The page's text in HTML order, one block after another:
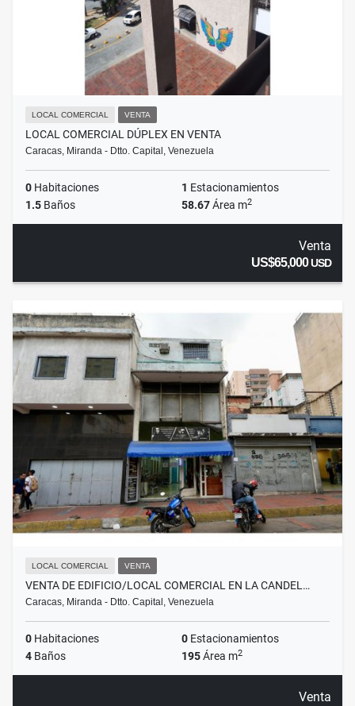
LOCAL COMERCIAL VENTA
LOCAL COMERCIAL DÚPLEX EN VENTA
Caracas, Miranda - Dtto. Capital, Venezuela
0 Habitaciones 1 Estacionamientos
1.5 Baños 58.67Área m2
Venta
US$65,000USD
LOCAL COMERCIAL VENTA
VENTA DE EDIFICIO/LOCAL COMERCIAL EN LA CANDEL…
Caracas, Miranda - Dtto. Capital, Venezuela
0 Habitaciones 0 Estacionamientos
4 Baños 195Área m2
Venta